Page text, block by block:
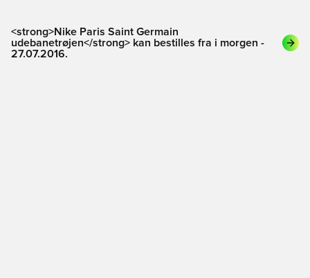
<strong>Nike Paris Saint Germain
udebanetrøjen</strong> kan bestilles fra i morgen -
27.07.2016.